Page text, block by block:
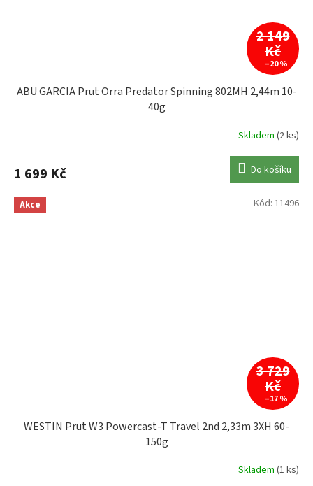
2 149
Kč
–20 %
ABU GARCIA Prut Orra Predator Spinning 802MH 2,44m 10-
40g
Skladem (2 ks)
1 699 Kč Do košíku
Akce
3 729
Kč
–17 %
WESTIN Prut W3 Powercast-T Travel 2nd 2,33m 3XH 60-
150g
Skladem (1 ks)
Kód: 11496